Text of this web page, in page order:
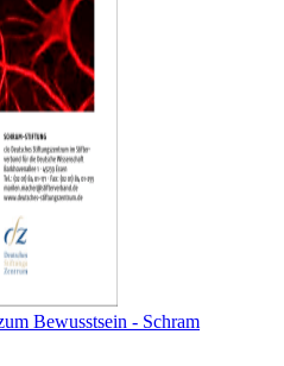
Bewusstsein - Schram